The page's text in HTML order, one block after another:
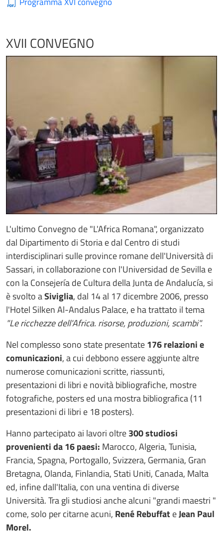
XVII CONVEGNO
L'ultimo Convegno de "L'Africa Romana", organizzato
dal Dipartimento di Storia e dal Centro di studi
interdisciplinari sulle province romane dell'Università di
Sassari, in collaborazione con l'Universidad de Sevilla e
con la Consejería de Cultura della Junta de Andalucía, si
è svolto aSiviglia, dal 14 al 17 dicembre 2006, presso
l'Hotel Silken Al-Andalus Palace, e ha trattato il tema
"Le ricchezze dell'Africa. risorse, produzioni, scambi".
Nel complesso sono state presentate176 relazioni e
comunicazioni, a cui debbono essere aggiunte altre
numerose comunicazioni scritte, riassunti,
presentazioni di libri e novità bibliografiche, mostre
fotografiche, posters ed una mostra bibliografica (11
presentazioni di libri e 18 posters).
Hanno partecipato ai lavori oltre300 studiosi
provenienti da 16 paesi: Marocco, Algeria, Tunisia,
Francia, Spagna, Portogallo, Svizzera, Germania, Gran
Bretagna, Olanda, Finlandia, Stati Uniti, Canada, Malta
ed, infine dall'Italia, con una ventina di diverse
Università. Tra gli studiosi anche alcuni "grandi maestri "
come, solo per citarne acuni, René Rebuffat eJean Paul
Morel.